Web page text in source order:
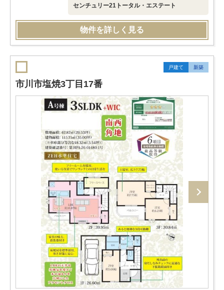
センチュリー21トータル・エステート
物件を詳しく見る
戸建て 新築
市川市塩焼3丁目17番